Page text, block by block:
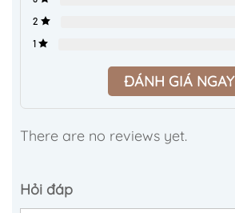
2
1
ĐÁNH GIÁ NGAY
There are no reviews yet.
Hỏi đáp